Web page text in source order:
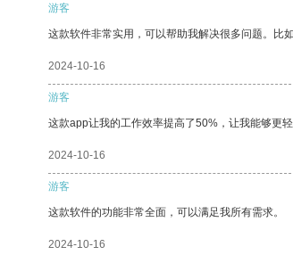
游客
这款软件非常实用，可以帮助我解决很多问题。比
2024-10-16
游客
这款app让我的工作效率提高了50%，让我能够更
2024-10-16
游客
这款软件的功能非常全面，可以满足我所有需求。
2024-10-16